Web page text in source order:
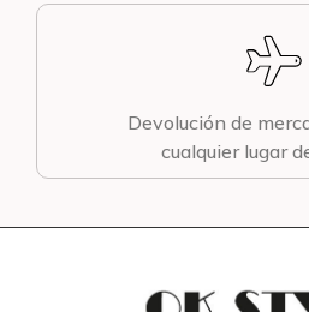
Devolución de
cualquier lugar